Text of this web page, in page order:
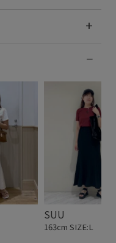
SUU
163cm SIZE:L